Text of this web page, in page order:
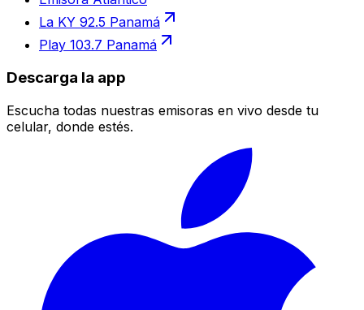
La KY 92.5 Panamá
Play 103.7 Panamá
Descarga la app
Escucha todas nuestras emisoras en vivo desde tu
celular, donde estés.